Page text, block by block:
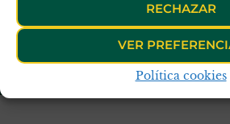
RECHAZAR
VER
Política cookies